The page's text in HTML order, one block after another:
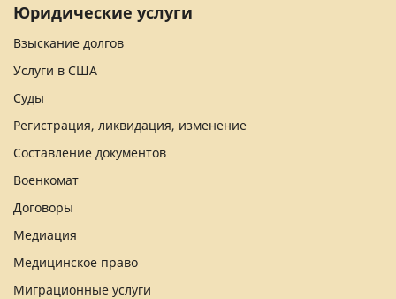
Юридические услуги
Взыскание долгов
Услуги в США
Суды
Регистрация, ликвидация, изменение
Составление документов
Военкомат
Договоры
Медиация
Медицинское право
Миграционные услуги